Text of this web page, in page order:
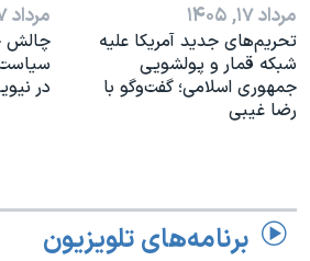
مرداد ۱۷, ۱۴۰۵
تحریم‌های جدید آمریکا علیه
شبکه قمار و پولشویی
جمهوری اسلامی؛ گفت‌وگو با
رضا غیبی
مرداد ۱۷, ۱۴۰۵
چالش
سیاست
در
برنامه‌های تلویزیون